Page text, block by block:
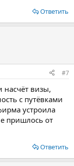
Ответить
#7
визы,
с путёвками
устроила
пришлось от
Ответить